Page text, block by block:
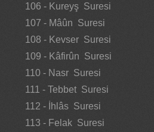
106 - Kureyş Suresi
107 - Mâûn Suresi
108 - Kevser Suresi
109 - Kâfirûn Suresi
110 - Nasr Suresi
111 - Tebbet Suresi
112 - İhlâs Suresi
113 - Felak Suresi